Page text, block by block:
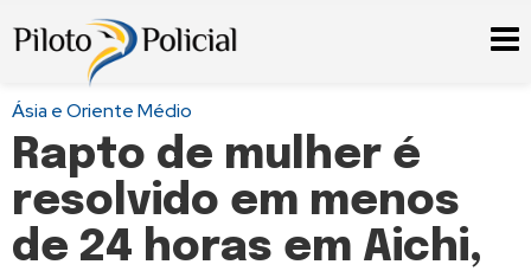
Ásia e Oriente Médio
Rapto de mulher é
resolvido em menos
de 24 horas em Aichi,